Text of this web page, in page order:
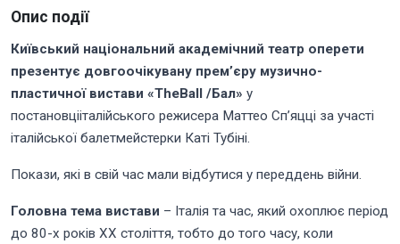
Опис події
Київський національний академічний театр оперети
презентує довгоочікувану прем’єру музично-
пластичної вистави «TheBall /Бал» у
постановцііталійського режисера Маттео Сп’яцці за участі
італійської балетмейстерки Каті Тубіні.
Покази, які в свій час мали відбутися у переддень війни.
Головна тема вистави – Італія та час, який охоплює період
до 80-х років ХХ століття, тобто до того часу, коли